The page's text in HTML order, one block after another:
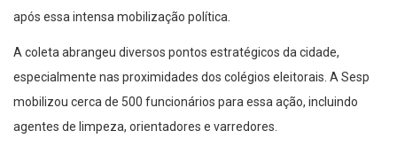
após essa intensa mobilização política.
A coleta abrangeu diversos pontos estratégicos da cidade,
especialmente nas proximidades dos colégios eleitorais. A Sesp
mobilizou cerca de 500 funcionários para essa ação, incluindo
agentes de limpeza, orientadores e varredores.